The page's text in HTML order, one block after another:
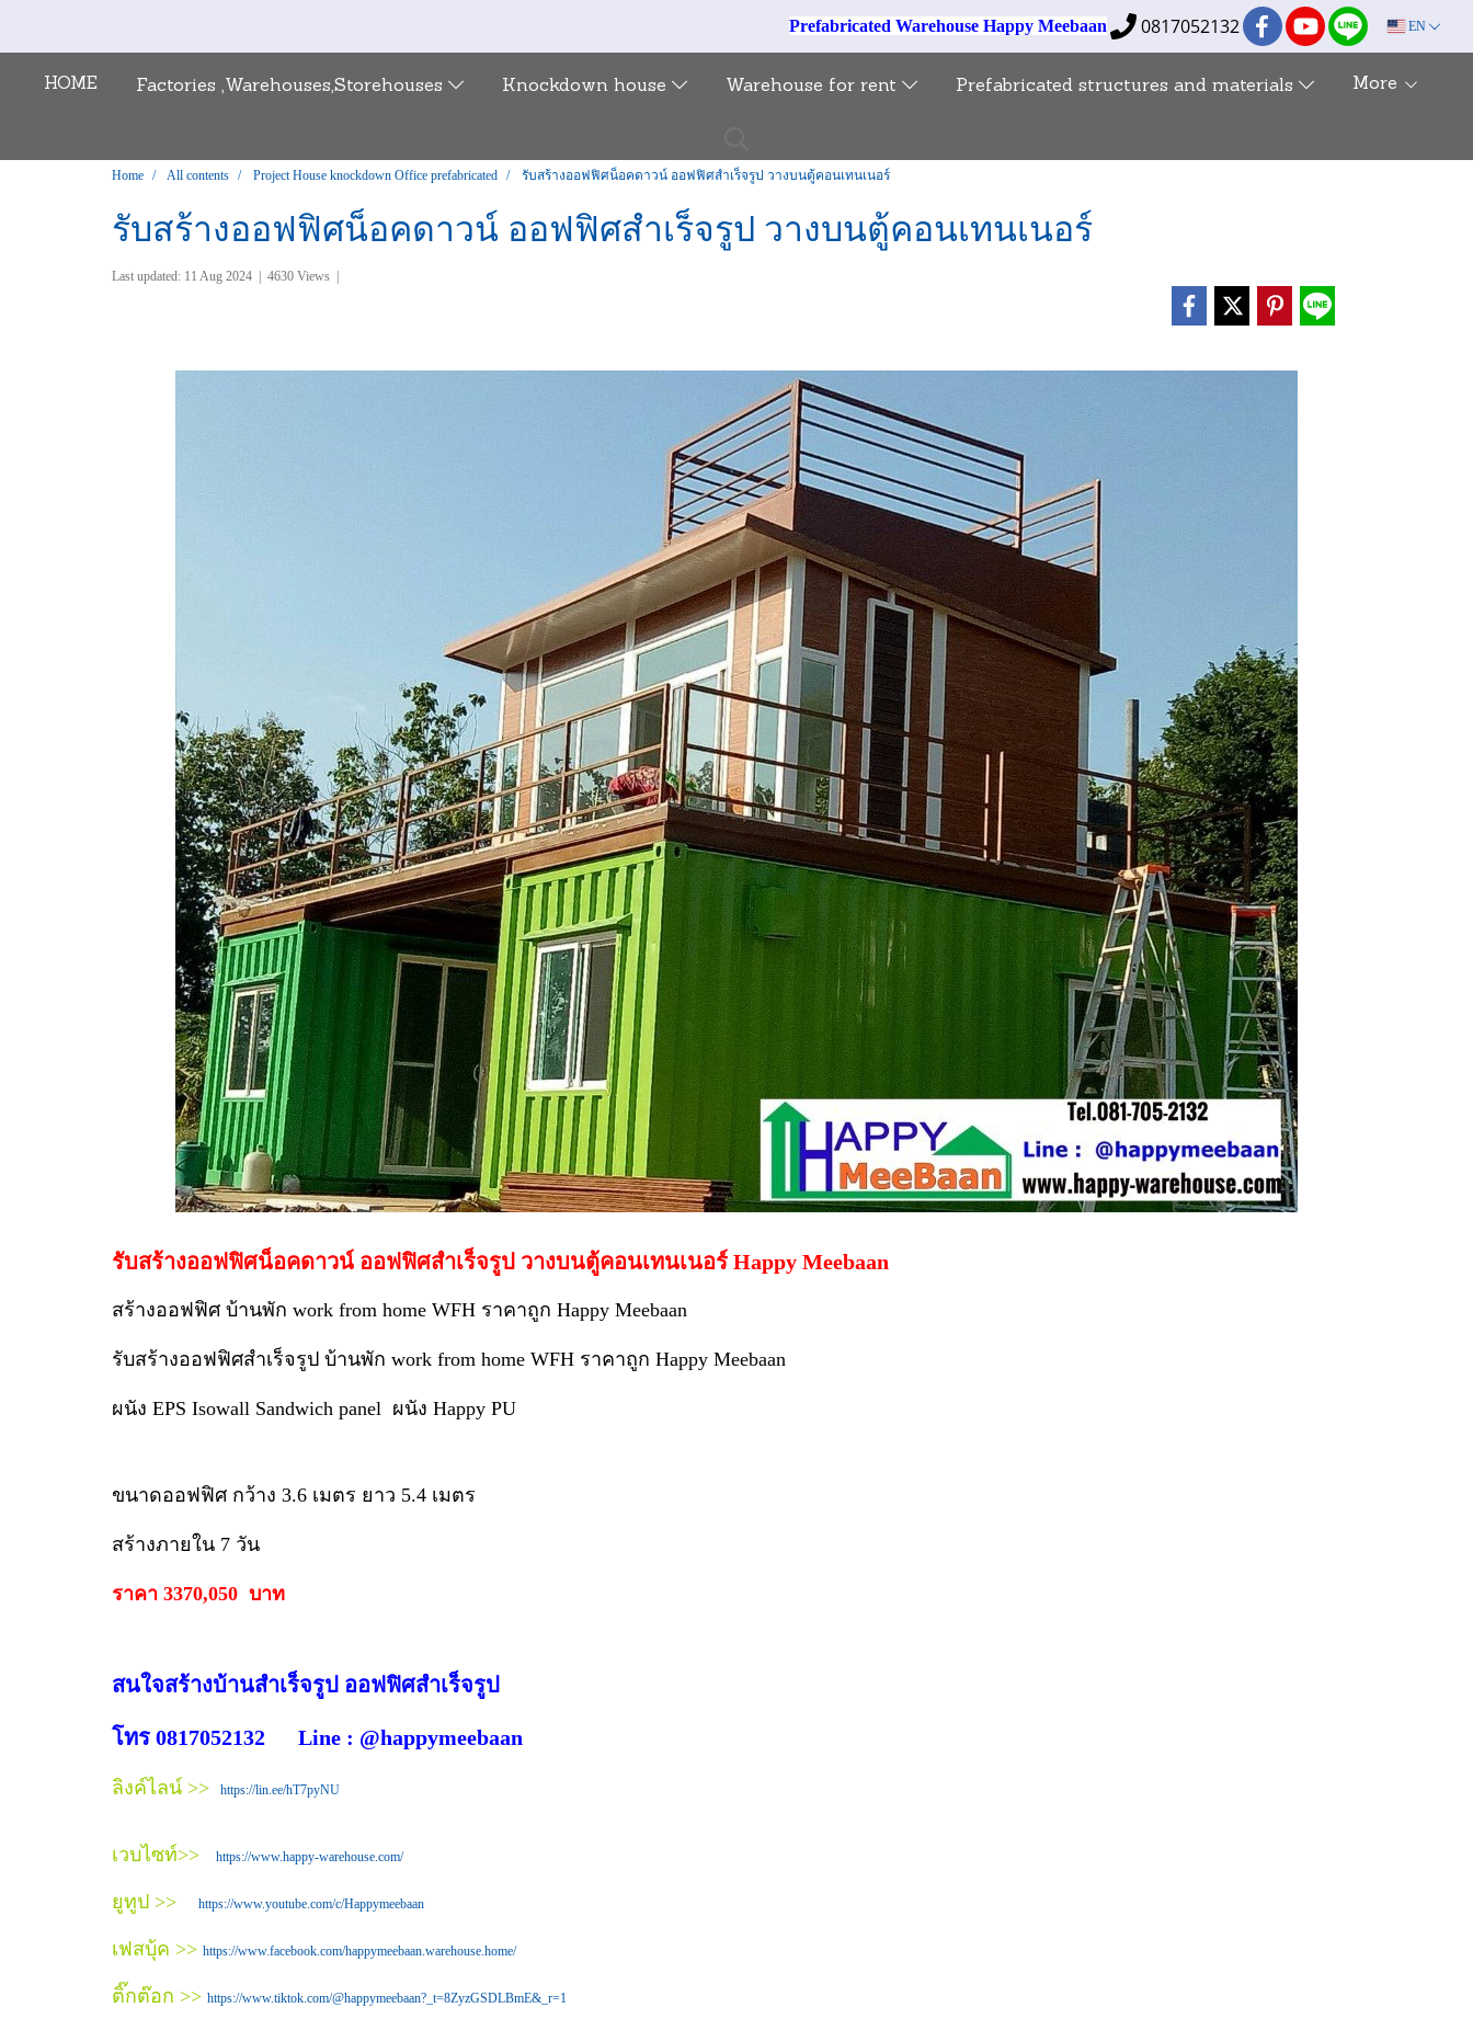
Prefabricated Warehouse Happy Meebaan 0817052132 EN
HOME Factories ,Warehouses,Storehouses Knockdown house Warehouse for rent Prefabricated structures and materials More
Home All contents Project House knockdown Office prefabricated รับสร้างออฟฟิศน็อคดาวน์ ออฟฟิศสำเร็จรูป วางบนตู้คอนเทนเนอร์
รับสร้างออฟฟิศน็อคดาวน์ ออฟฟิศสำเร็จรูป วางบนตู้คอนเทนเนอร์
Last updated: 11 Aug 2024 4630 Views
รับสร้างออฟฟิศน็อคดาวน์ ออฟฟิศสำเร็จรูป วางบนตู้คอนเทนเนอร์ Happy Meebaan
สร้างออฟฟิศ บ้านพัก work from home WFH ราคาถูก Happy Meebaan
รับสร้างออฟฟิศสำเร็จรูป บ้านพัก work from home WFH ราคาถูก Happy Meebaan
ผนัง EPS Isowall Sandwich panel ผนัง Happy PU
ขนาดออฟฟิศ กว้าง 3.6 เมตร ยาว 5.4 เมตร
สร้างภายใน 7 วัน
ราคา 3370,050 บาท
สนใจสร้างบ้านสำเร็จรูป ออฟฟิศสำเร็จรูป
โทร 0817052132 Line : @happymeebaan
ลิงค์ไลน์ >> https://lin.ee/hT7pyNU
เวบไซท์>> https://www.happy-warehouse.com/
ยูทูป >> https://www.youtube.com/c/Happymeebaan
เฟสบุ้ค >> https://www.facebook.com/happymeebaan.warehouse.home/
ติ๊กต๊อก >> https://www.tiktok.com/@happymeebaan?_t=8ZyzGSDLBmE&_r=1